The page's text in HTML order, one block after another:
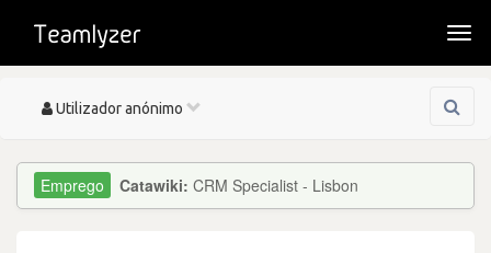
Toggle
Utilizador anónimo
Catawiki: CRM Specialist - Lisbon